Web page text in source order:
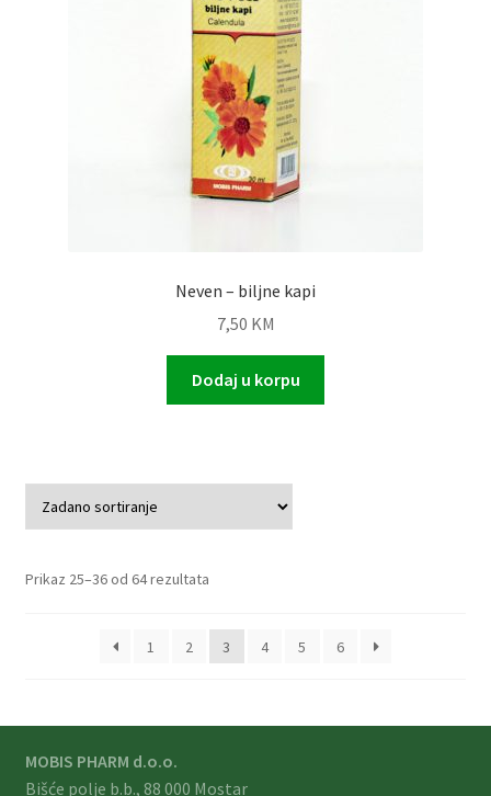
Neven – biljne kapi
7,50 KM
Dodaj u korpu
Prikaz 25–36 od 64 rezultata
1 2 3 4 5 6
MOBIS PHARM d.o.o.
Bišće polje b.b., 88 000 Mostar